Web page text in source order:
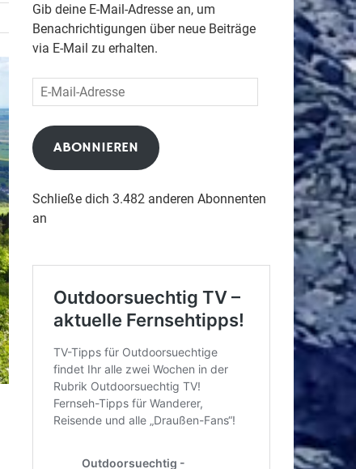
Gib deine E-Mail-Adresse an, um
Benachrichtigungen über neue Beiträge
via E-Mail zu erhalten.
E-
Mail-
Adresse
ABONNIEREN
Schließe dich 3.482 anderen Abonnenten
an